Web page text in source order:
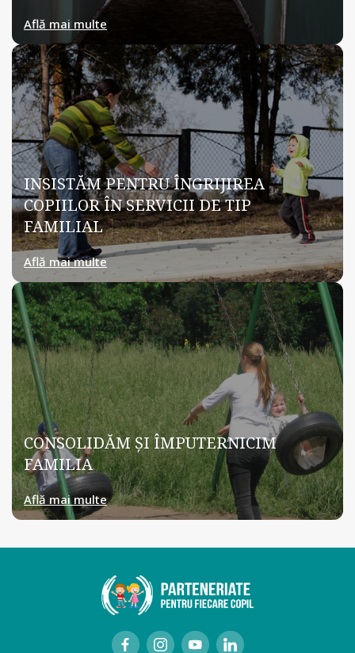
Află mai multe
INSISTĂM PENTRU ÎNGRIJIREA
COPIILOR ÎN SERVICII DE TIP
FAMILIAL
Află mai multe
CONSOLIDĂM ŞI ÎMPUTERNICIM
FAMILIA
Află mai multe